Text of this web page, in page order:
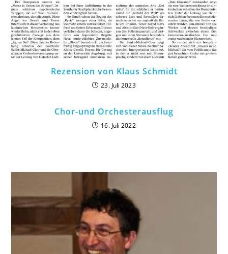
Rezension von Klaus Schmidt
23. Juli 2023
Chor-und Orchesterausflug
16. Juli 2022